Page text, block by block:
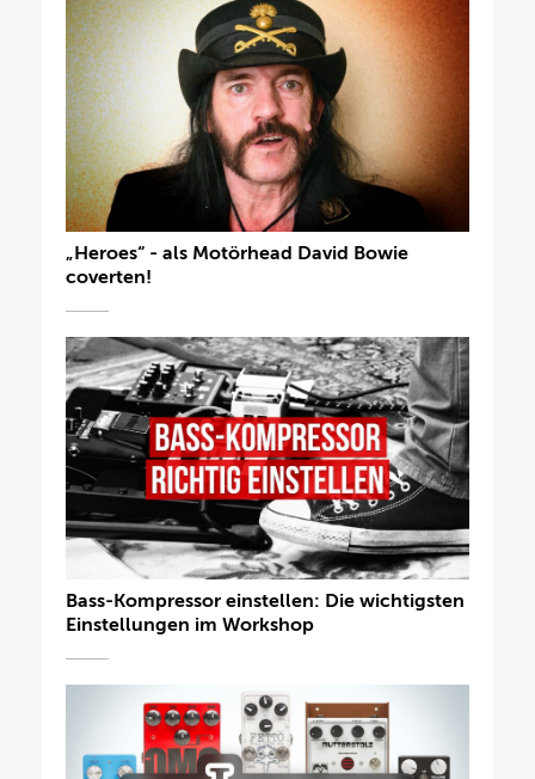
„Heroes“ - als Motörhead David Bowie
coverten!
Bass-Kompressor einstellen: Die wichtigsten
Einstellungen im Workshop